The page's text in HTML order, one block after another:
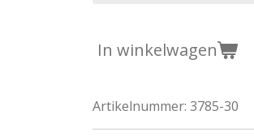
In winkelwagen
Artikelnummer: 3785-30